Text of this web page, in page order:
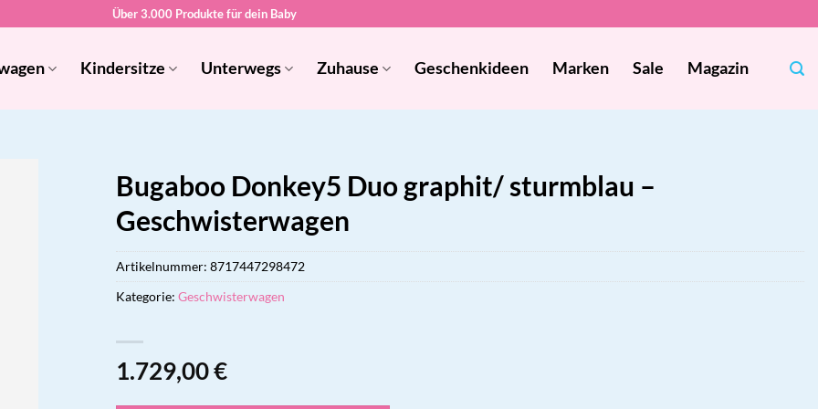
Über 3.000 Produkte für dein Baby
Kindersitze Unterwegs Zuhause Geschenkideen Marken Sale Magazin
Bugaboo Donkey5 Duo graphit/ sturmblau –
Geschwisterwagen
1.729,00€
Artikelnummer: 8717447298472
Kategorie: Geschwisterwagen